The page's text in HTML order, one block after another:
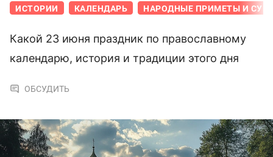
ИСТОРИИ КАЛЕНДАРЬ НАРОДНЫЕ ПРИМЕТЫ И
Какой 23 июня праздник по православному
календарю, история и традиции этого дня
ОБСУДИТЬ